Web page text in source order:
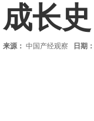
成长史
来源： 中国产经观察 日期：